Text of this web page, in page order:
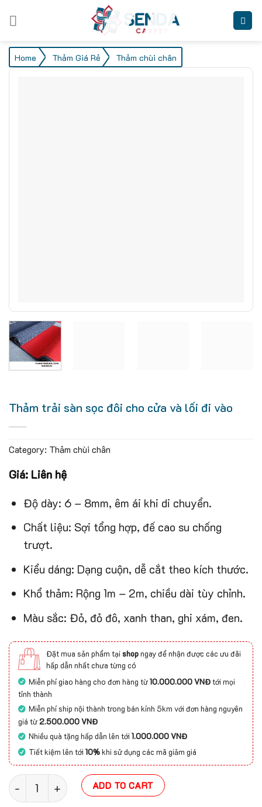
Home / Thảm Giá Rẻ / Thảm chùi chân
Thảm trải sàn sọc đôi cho cửa và lối đi vào
Category: Thảm chùi chân
Giá: Liên hệ
Độ dày: 6 – 8mm, êm ái khi di chuyển.
Chất liệu: Sợi tổng hợp, đế cao su chống
trượt.
Kiểu dáng: Dạng cuộn, dễ cắt theo kích thước.
Khổ thảm: Rộng 1m – 2m, chiều dài tùy chỉnh.
Màu sắc: Đỏ, đỏ đô, xanh than, ghi xám, đen.
Đặt mua sản phẩm tại shopngay để nhận được các ưu đãi
hấp dẫn nhất chưa từng có
Miễn phí giao hàng cho đơn hàng từ10.000.000 VNĐtới mọi
tỉnh thành
Miễn phí ship nội thành trong bán kính 5km với đơn hàng nguyên
giá từ2.500.000 VNĐ
Nhiều quà tặng hấp dẫn lên tới1.000.000 VNĐ
Tiết kiệm lên tới10%khi sử dụng các mã giảm giá
Thảm trải sàn sọc đôi cho cửa và lối đi vào quantity
ADD TO CART